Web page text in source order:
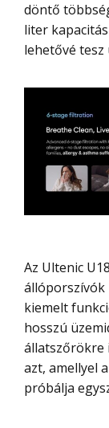
döntő
liter
lehetővé
Az Ultenic U18 Pro azok közé a vezetéknélküli
állóporszívók
kiemelt
hosszú
állatszőrökre
azt, amellyel
próbálja